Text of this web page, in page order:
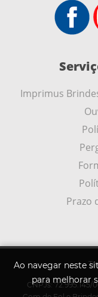
Ao navegar neste
para melhorar
Imprimus
Prazo
CNPJs: